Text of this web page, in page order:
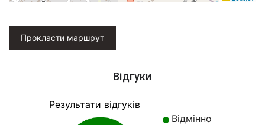
Прокласти маршрут
Відгуки
Результати відгуків
Відмінно